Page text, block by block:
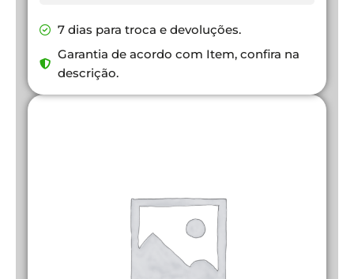
7 dias para troca e devoluções.
Garantia de acordo com Item, confira na
descrição.